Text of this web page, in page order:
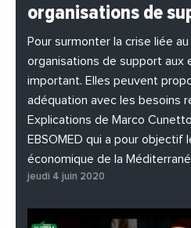
#EnDirectDe
#PhotosEtVideos
organisations de
Pour surmonter la crise liée
organisations de support aux
important. Elles peuvent
adéquation avec les besoins
Explications de Marco
EBSOMED qui a pour
économique de la
jeudi 4 juin 2020